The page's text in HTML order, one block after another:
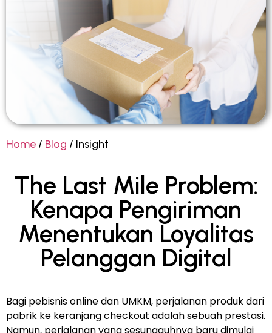
Home / Blog / Insight
The Last Mile Problem:
Kenapa Pengiriman
Menentukan Loyalitas
Pelanggan Digital
Bagi pebisnis online dan UMKM, perjalanan produk dari
pabrik ke keranjang checkout adalah sebuah prestasi.